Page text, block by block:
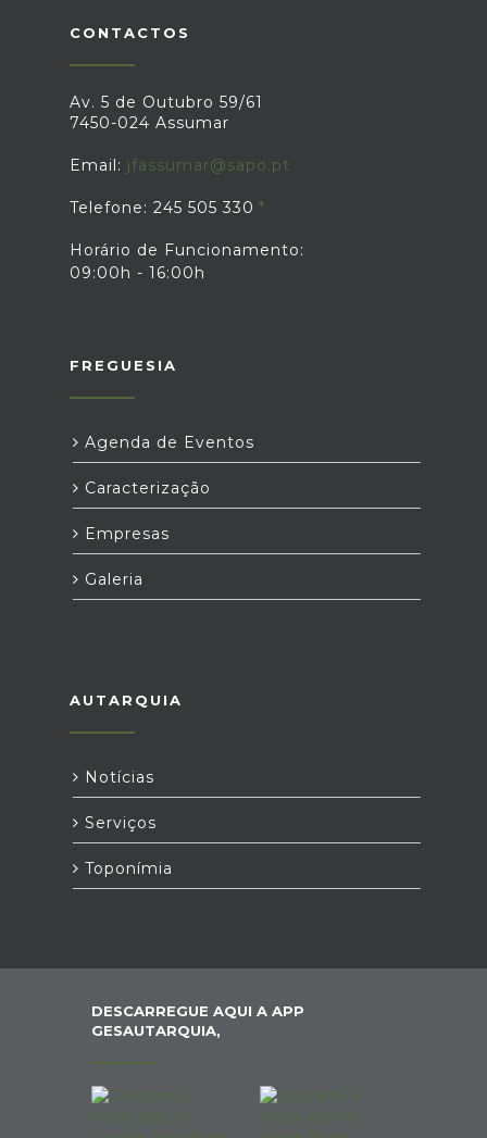
CONTACTOS
Av. 5 de Outubro 59/61
7450-024 Assumar
Email: jfassumar@sapo.pt
Telefone: 245 505 330
Horário de Funcionamento:
09:00h - 16:00h
FREGUESIA
Agenda de Eventos
Caracterização
Empresas
Galeria
AUTARQUIA
Notícias
Serviços
Toponímia
DESCARREGUE AQUI A APP
GESAUTARQUIA,